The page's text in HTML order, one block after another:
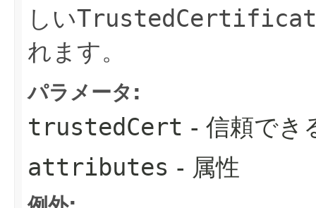
しい
れます。
パラメータ:
trustedCert - 信頼でき
attributes - 属性